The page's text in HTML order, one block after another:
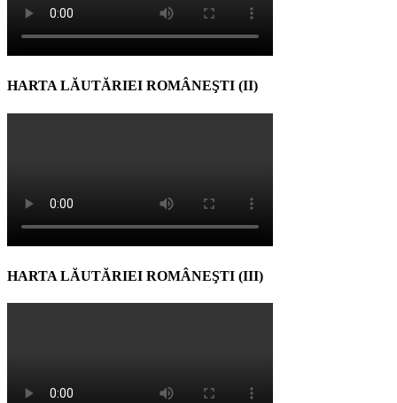
HARTA LĂUTĂRIEI ROMÂNEŞTI (II)
HARTA LĂUTĂRIEI ROMÂNEŞTI (III)